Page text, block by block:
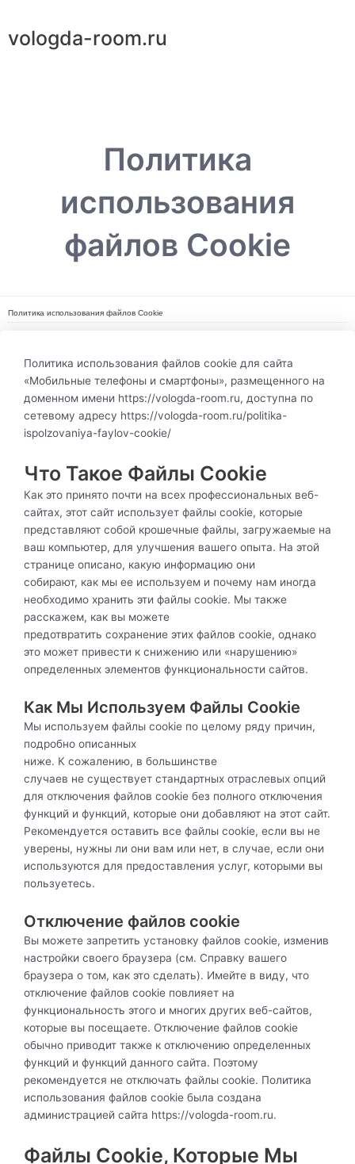
содержимому
vologda-room.ru
Политика
использования
файлов Cookie
Политика использования файлов Cookie
Политика использования файлов cookie для сайта
«Мобильные телефоны и смартфоны», размещенного на
доменном имени https://vologda-room.ru, доступна по
сетевому адресу https://vologda-room.ru/politika-
ispolzovaniya-faylov-cookie/
Что Такое Файлы Cookie
Как это принято почти на всех профессиональных веб-
сайтах, этот сайт использует файлы cookie, которые
представляют собой крошечные файлы, загружаемые на
ваш компьютер, для улучшения вашего опыта. На этой
странице описано, какую информацию они
собирают, как мы ее используем и почему нам иногда
необходимо хранить эти файлы cookie. Мы также
расскажем, как вы можете
предотвратить сохранение этих файлов cookie, однако
это может привести к снижению или «нарушению»
определенных элементов функциональности сайтов.
Как Мы Используем Файлы Cookie
Мы используем файлы cookie по целому ряду причин,
подробно описанных
ниже. К сожалению, в большинстве
случаев не существует стандартных отраслевых опций
для отключения файлов cookie без полного отключения
функций и функций, которые они добавляют на этот сайт.
Рекомендуется оставить все файлы cookie, если вы не
уверены, нужны ли они вам или нет, в случае, если они
используются для предоставления услуг, которыми вы
пользуетесь.
Отключение файлов cookie
Вы можете запретить установку файлов cookie, изменив
настройки своего браузера (см. Справку вашего
браузера о том, как это сделать). Имейте в виду, что
отключение файлов cookie повлияет на
функциональность этого и многих других веб-сайтов,
которые вы посещаете. Отключение файлов cookie
обычно приводит также к отключению определенных
функций и функций данного сайта. Поэтому
рекомендуется не отключать файлы cookie. Политика
использования файлов cookie была создана
администрацией сайта https://vologda-room.ru.
Файлы Cookie, Которые Мы